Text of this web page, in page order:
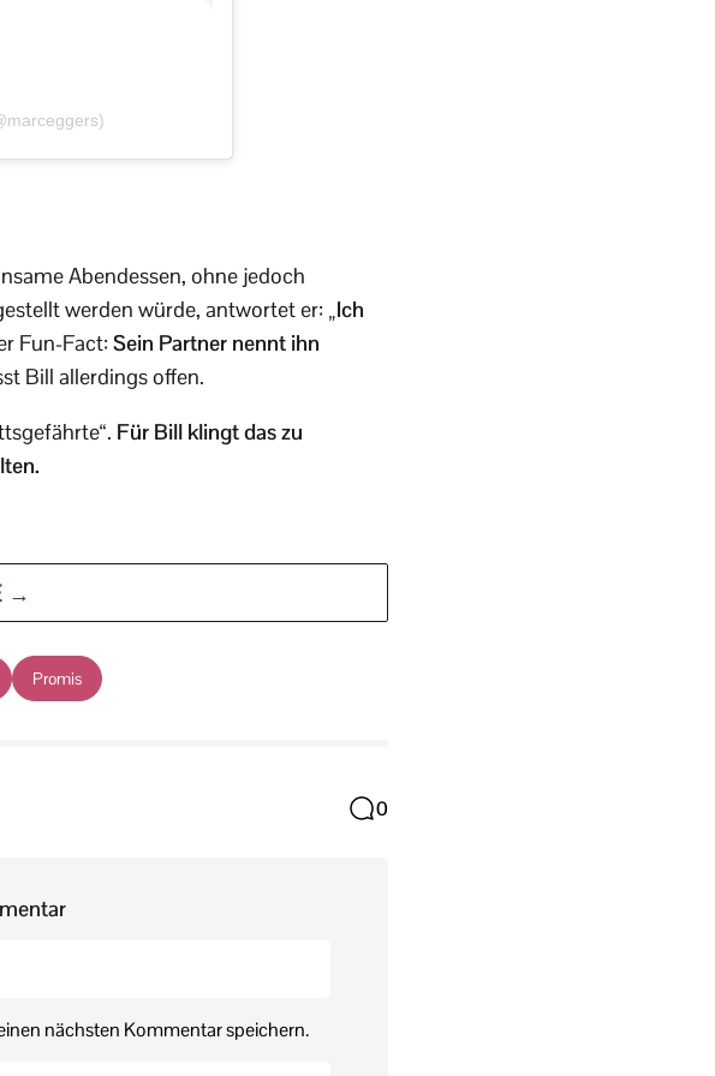
Abendessen, ohne jedoch
werden würde, antwortet er: „Ich
Fun-Fact: Sein Partner nennt ihn
Bill allerdings offen.
Für Bill klingt das zu
→
Promis
0
nächsten Kommentar speichern.